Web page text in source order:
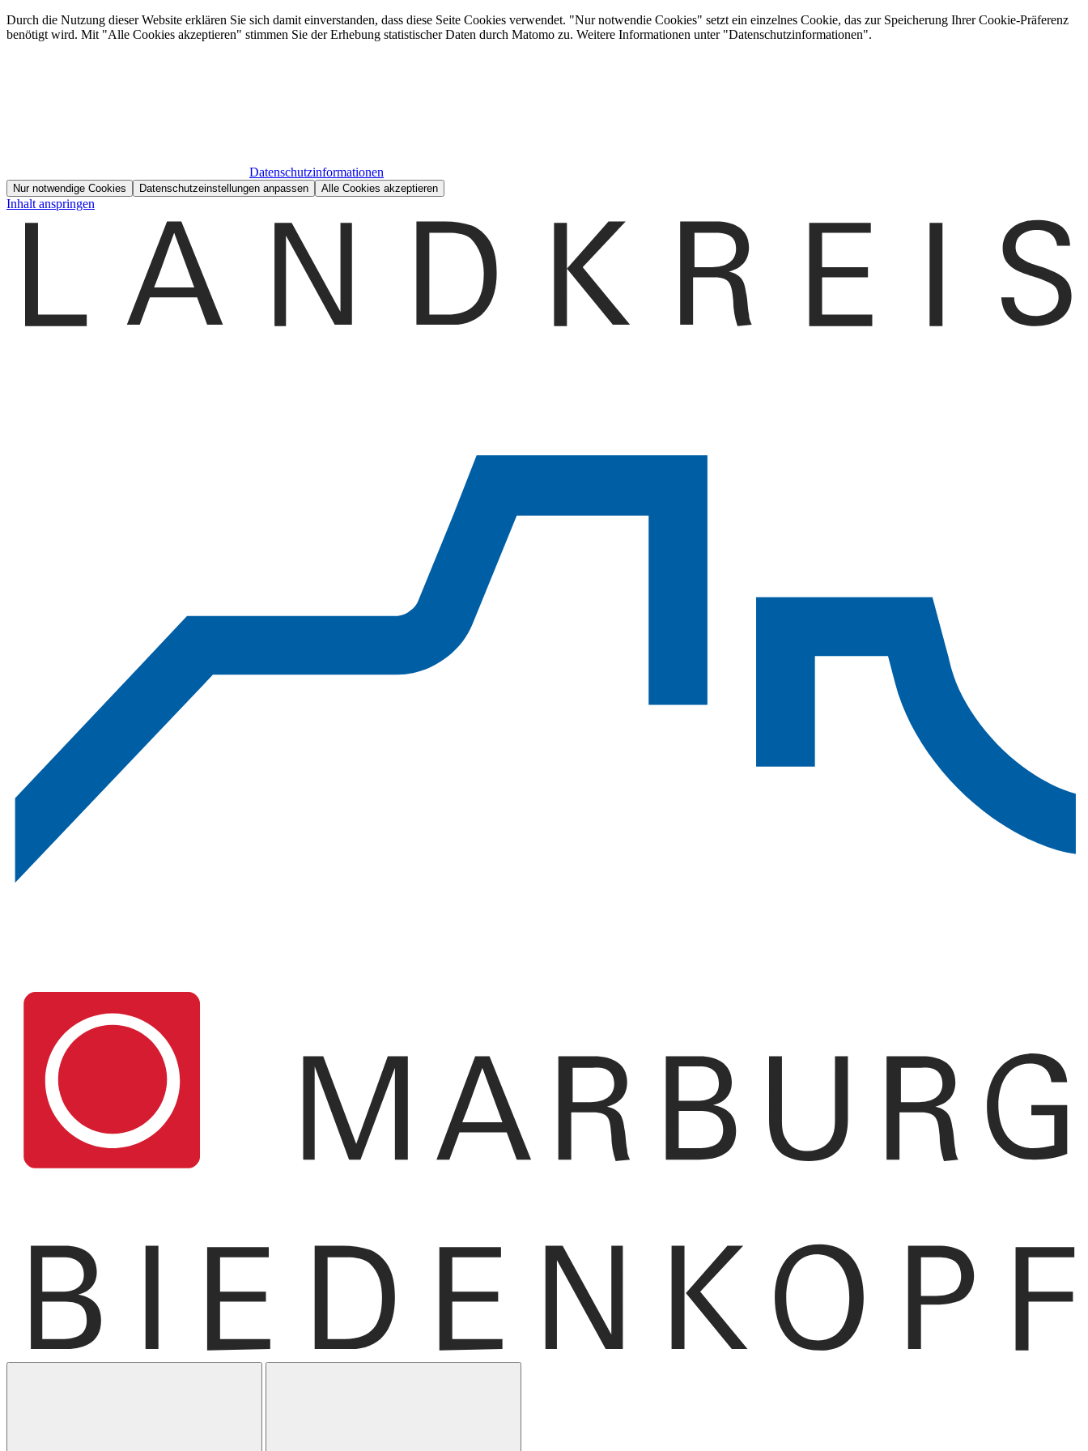
Durch die Nutzung dieser Website erklären Sie sich damit einverstanden, dass diese Seite Cookies verwendet. "Nur notwendie Cookies" setzt ein einzelnes Cookie, das zur Speicherung Ihrer Cookie-Präferenz
benötigt wird. Mit "Alle Cookies akzeptieren" stimmen Sie der Erhebung statistischer Daten durch Matomo zu. Weitere Informationen unter "Datenschutzinformationen".
Datenschutzinformationen
Nur notwendige Cookies Datenschutzeinstellungen anpassen Alle Cookies akzeptieren
Inhalt anspringen